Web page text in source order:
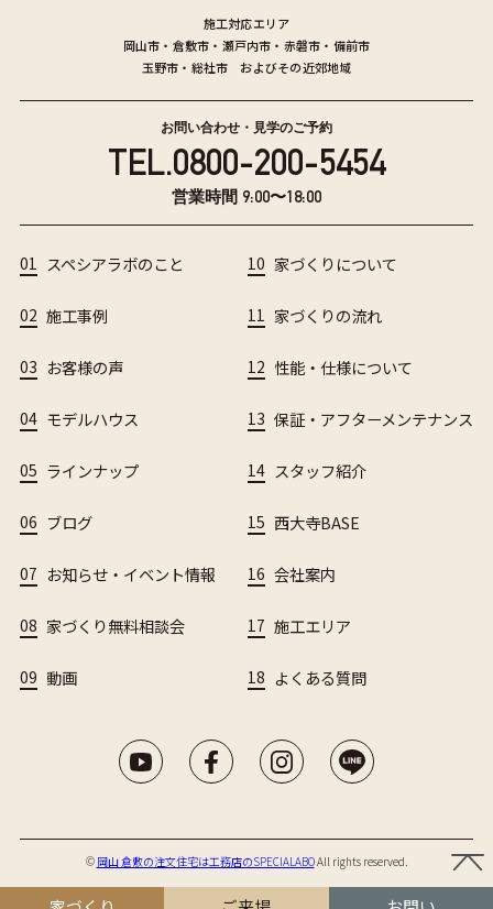
施工対応エリア
岡山市 ・ 倉敷市 ・ 瀬戸内市 ・ 赤磐市 ・ 備前市
玉野市 ・ 総社市 およびその近郊地域
お問い合わせ・見学のご予約
TEL.0800-200-5454
営業時間 9:00〜18:00
01 スペシアラボのこと
02 施工事例
03 お客様の声
04 モデルハウス
05 ラインナップ
06 ブログ
07 お知らせ・イベント情報
08 家づくり無料相談会
09 動画
10 家づくりについて
11 家づくりの流れ
12 性能・仕様について
13 保証・アフターメンテナンス
14 スタッフ紹介
15 西大寺BASE
16 会社案内
17 施工エリア
18 よくある質問
©︎ 岡山 倉敷の注文住宅は工務店のSPECIALABOAll rights reserved.